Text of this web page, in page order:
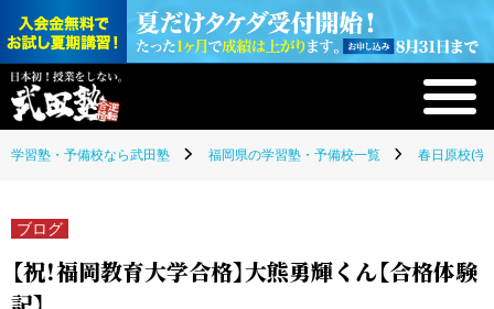
学習塾・予備校なら武田塾 福岡県の学習塾・予備校一覧 春日原校(学
ブログ
【祝！福岡教育大学合格】大熊勇輝くん【合格体験